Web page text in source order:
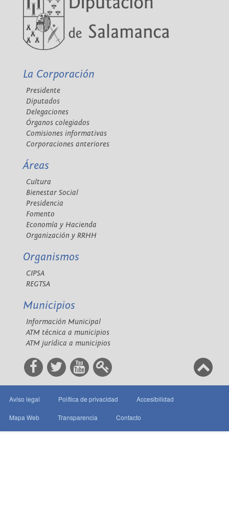
La Corporación
Presidente
Diputados
Delegaciones
Órganos colegiados
Comisiones informativas
Corporaciones anteriores
Áreas
Cultura
Bienestar Social
Presidencia
Fomento
Economía y Hacienda
Organización y RRHH
Organismos
CIPSA
REGTSA
Municipios
Información Municipal
ATM técnica a municipios
ATM jurídica a municipios
Aviso legal Política de privacidad Accesibilidad
Mapa Web Transparencia Contacto